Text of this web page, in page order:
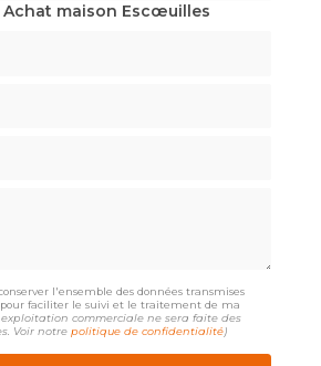
maison Escœuilles
l'ensemble des données transmises
faciliter le suivi et le traitement de ma
exploitation commerciale ne sera faite des
Voir notrepolitique de confidentialité)